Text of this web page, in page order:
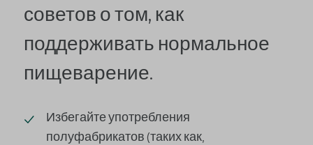
советов о том, как
поддерживать нормальное
пищеварение.
Избегайте употребления
полуфабрикатов (таких как,